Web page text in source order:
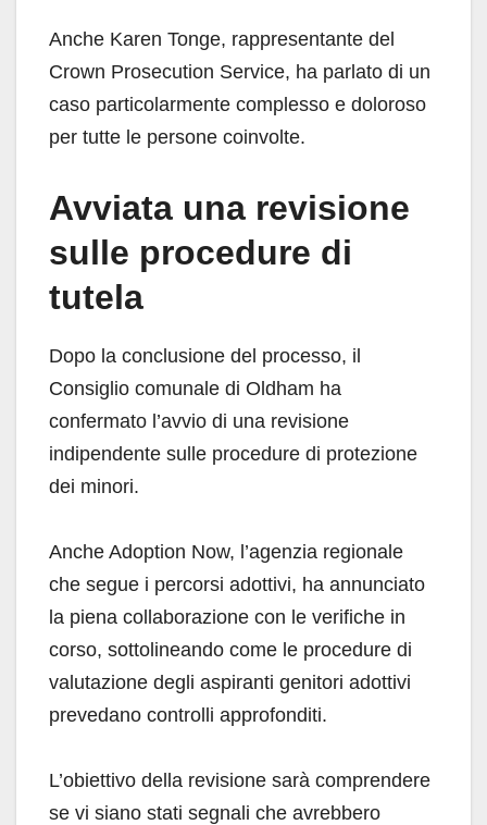
Anche Karen Tonge, rappresentante del
Crown Prosecution Service, ha parlato di un
caso particolarmente complesso e doloroso
per tutte le persone coinvolte.
Avviata una revisione
sulle procedure di
tutela
Dopo la conclusione del processo, il
Consiglio comunale di Oldham ha
confermato l’avvio di una revisione
indipendente sulle procedure di protezione
dei minori.
Anche Adoption Now, l’agenzia regionale
che segue i percorsi adottivi, ha annunciato
la piena collaborazione con le verifiche in
corso, sottolineando come le procedure di
valutazione degli aspiranti genitori adottivi
prevedano controlli approfonditi.
L’obiettivo della revisione sarà comprendere
se vi siano stati segnali che avrebbero